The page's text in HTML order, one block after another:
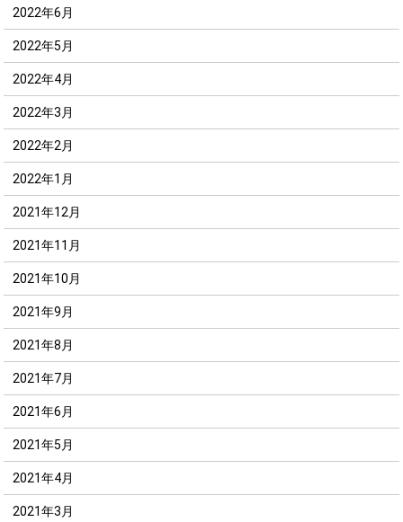
2022年6月
2022年5月
2022年4月
2022年3月
2022年2月
2022年1月
2021年12月
2021年11月
2021年10月
2021年9月
2021年8月
2021年7月
2021年6月
2021年5月
2021年4月
2021年3月